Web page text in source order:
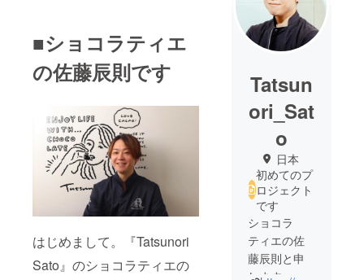
■ショコラティエ
の佐藤辰則です
はじめまして。『Tatsunori
Sato』のショコラティエの
Tatsun
ori_Sat
o
日本
初めてのプ
ロジェクト
です
ショコラ
ティエの佐
藤辰則と申
します。